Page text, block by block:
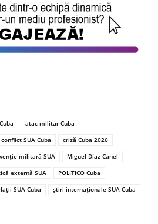
atac militar Cuba
conflict SUA Cuba
criză Cuba 2026
militară SUA
Miguel Díaz-Canel
externă SUA
POLITICO Cuba
SUA Cuba
știri internaționale SUA Cuba